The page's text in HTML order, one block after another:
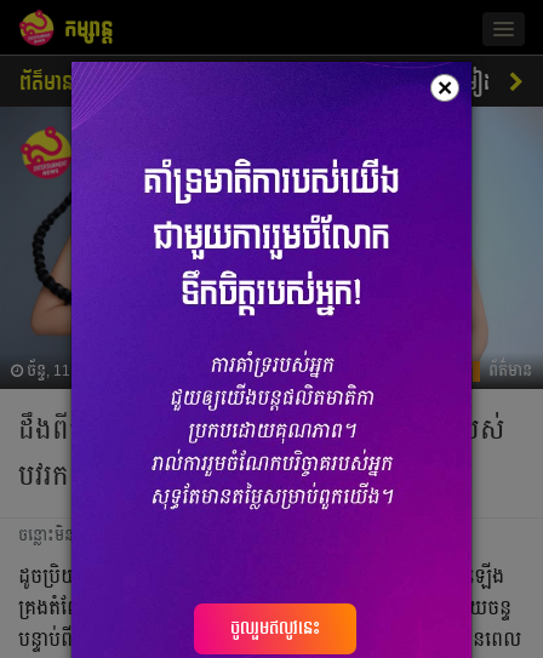
កម្សាន្ត
ព័ត៌មាន ជីវិតតារា ចម្រៀង
ច័ន្ទ, 11 មីនា 2024 06:10 ព័ត៌មាន
ដឹងពីការត្រៀមខ្លួនដណ្តើមមកុដ MGC 2024 របស់
បវរកញ្ញាលេចធ្លោ លឹម ចាន់សេរីរ័ត្ន
ចន្លោះមិនឃើញ
ដូចប្រិយមិត្តបានជ្រាបស្រាប់ហើយថា កញ្ញា លឹម ចាន់សេរីរ័ត្ន បានឡើង
គ្រងតំណែងជា Miss Grand Phnom Penh 2024 ជំនួស ព្រះកាយចន្ទ
បន្ទាប់ពីនាងប្រកាសសូមលាលែងតែំណែង ដោយសារមិនទទាន់មានពេល
×
ចូលរួមឥលូវនេះ